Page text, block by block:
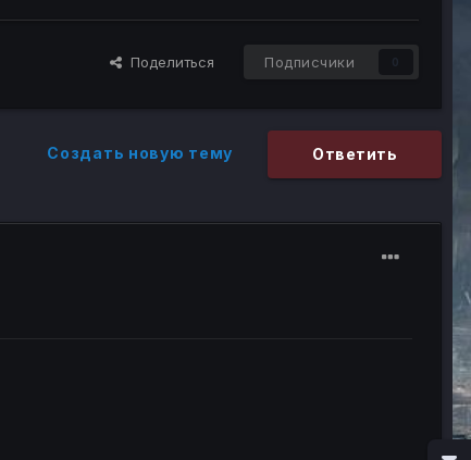
Поделиться Подписчики
Ответить
Создать новую тему